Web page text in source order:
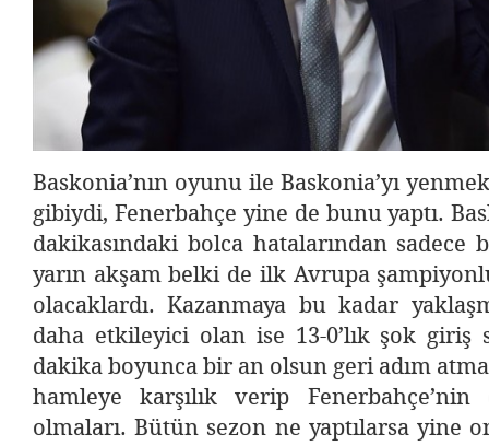
Baskonia’nın oyunu ile Baskonia’yı
gibiydi, Fenerbahçe yine de bunu yaptı.
dakikasındaki bolca hatalarından sadece
yarın akşam belki de ilk Avrupa
olacaklardı. Kazanmaya bu kadar
daha etkileyici olan ise 13-0’lık şok giriş
dakika boyunca bir an olsun geri adım
hamleye karşılık verip Fenerbahçe’nin
olmaları. Bütün sezon ne yaptılarsa yine